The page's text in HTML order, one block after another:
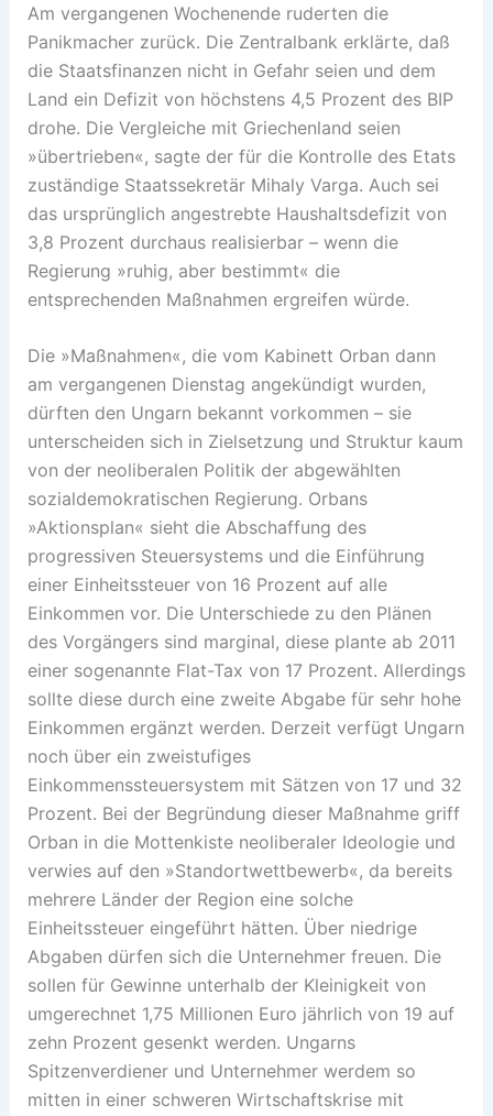
Am vergangenen Wochenende ruderten die
Panikmacher zurück. Die Zentralbank erklärte, daß
die Staatsfinanzen nicht in Gefahr seien und dem
Land ein Defizit von höchstens 4,5 Prozent des BIP
drohe. Die Vergleiche mit Griechenland seien
»übertrieben«, sagte der für die Kontrolle des Etats
zuständige Staatssekretär Mihaly Varga. Auch sei
das ursprünglich angestrebte Haushaltsdefizit von
3,8 Prozent durchaus realisierbar – wenn die
Regierung »ruhig, aber bestimmt« die
entsprechenden Maßnahmen ergreifen würde.
Die »Maßnahmen«, die vom Kabinett Orban dann
am vergangenen Dienstag angekündigt wurden,
dürften den Ungarn bekannt vorkommen – sie
unterscheiden sich in Zielsetzung und Struktur kaum
von der neoliberalen Politik der abgewählten
sozialdemokratischen Regierung. Orbans
»Aktionsplan« sieht die Abschaffung des
progressiven Steuersystems und die Einführung
einer Einheitssteuer von 16 Prozent auf alle
Einkommen vor. Die Unterschiede zu den Plänen
des Vorgängers sind marginal, diese plante ab 2011
einer sogenannte Flat-Tax von 17 Prozent. Allerdings
sollte diese durch eine zweite Abgabe für sehr hohe
Einkommen ergänzt werden. Derzeit verfügt Ungarn
noch über ein zweistufiges
Einkommenssteuersystem mit Sätzen von 17 und 32
Prozent. Bei der Begründung dieser Maßnahme griff
Orban in die Mottenkiste neoliberaler Ideologie und
verwies auf den »Standortwettbewerb«, da bereits
mehrere Länder der Region eine solche
Einheitssteuer eingeführt hätten. Über niedrige
Abgaben dürfen sich die Unternehmer freuen. Die
sollen für Gewinne unterhalb der Kleinigkeit von
umgerechnet 1,75 Millionen Euro jährlich von 19 auf
zehn Prozent gesenkt werden. Ungarns
Spitzenverdiener und Unternehmer werdem so
mitten in einer schweren Wirtschaftskrise mit